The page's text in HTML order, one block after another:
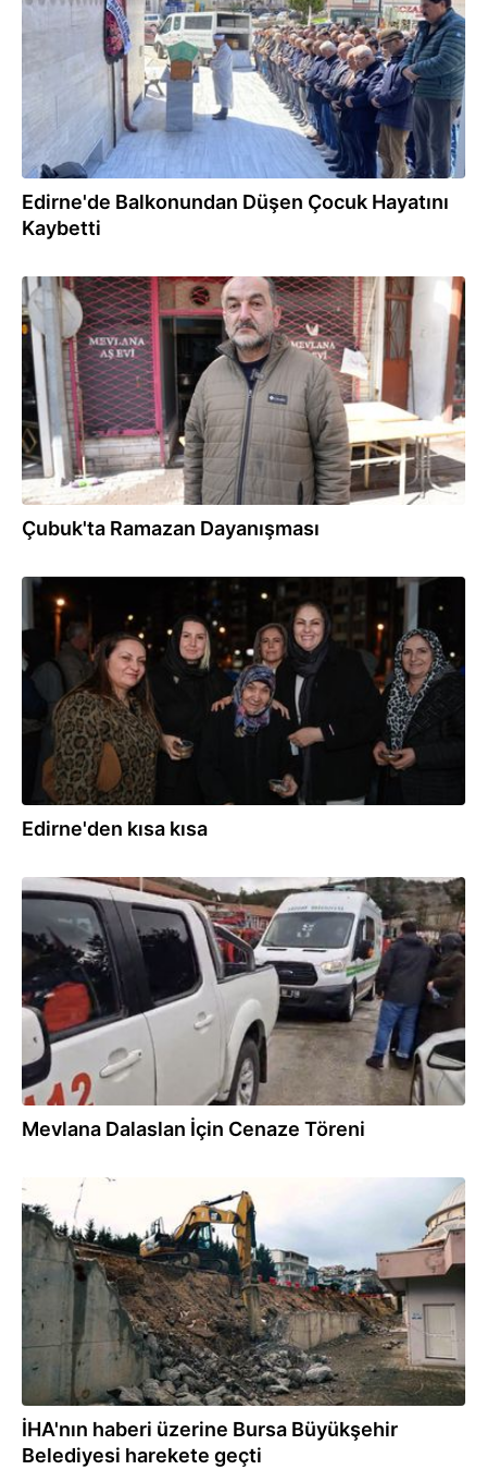
Edirne'de Balkonundan Düşen Çocuk Hayatını
Kaybetti
25.02.2026
Çubuk'ta Ramazan Dayanışması
21.02.2026
Edirne'den kısa kısa
19.02.2026
Mevlana Dalaslan İçin Cenaze Töreni
30.01.2026
İHA'nın haberi üzerine Bursa Büyükşehir
Belediyesi harekete geçti